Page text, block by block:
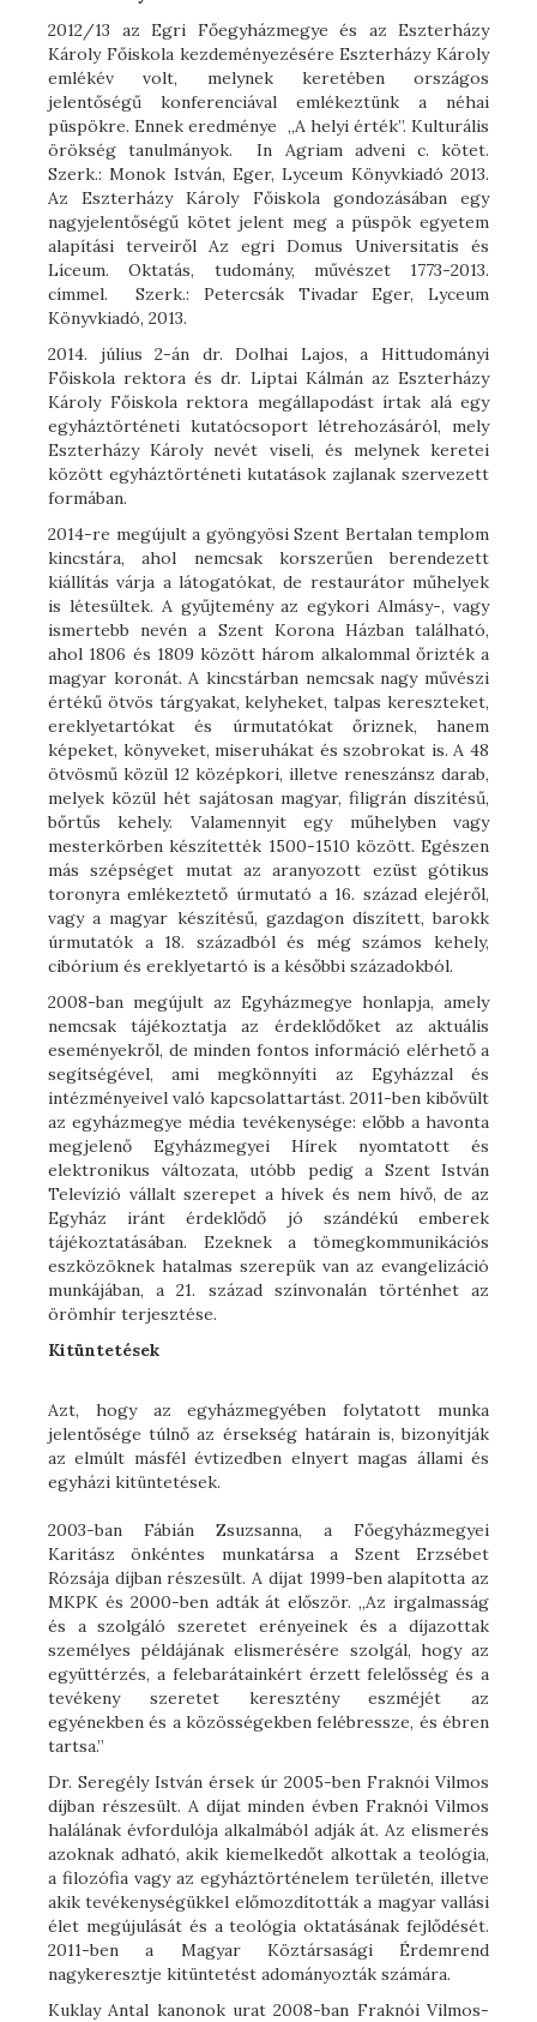
2012/13 az Egri Főegyházmegye és az Eszterházy
Károly Főiskola kezdeményezésére Eszterházy Károly
emlékév volt, melynek keretében országos
jelentőségű konferenciával emlékeztünk a néhai
püspökre. Ennek eredménye „A helyi érték”. Kulturális
örökség tanulmányok. In Agriam adveni c. kötet.
Szerk.: Monok István, Eger, Lyceum Könyvkiadó 2013.
Az Eszterházy Károly Főiskola gondozásában egy
nagyjelentőségű kötet jelent meg a püspök egyetem
alapítási terveiről Az egri Domus Universitatis és
Líceum. Oktatás, tudomány, művészet 1773-2013.
címmel. Szerk.: Petercsák Tivadar Eger, Lyceum
Könyvkiadó, 2013.
2014. július 2-án dr. Dolhai Lajos, a Hittudományi
Főiskola rektora és dr. Liptai Kálmán az Eszterházy
Károly Főiskola rektora megállapodást írtak alá egy
egyháztörténeti kutatócsoport létrehozásáról, mely
Eszterházy Károly nevét viseli, és melynek keretei
között egyháztörténeti kutatások zajlanak szervezett
formában.
2014-re megújult a gyöngyösi Szent Bertalan templom
kincstára, ahol nemcsak korszerűen berendezett
kiállítás várja a látogatókat, de restaurátor műhelyek
is létesültek. A gyűjtemény az egykori Almásy-, vagy
ismertebb nevén a Szent Korona Házban található,
ahol 1806 és 1809 között három alkalommal őrizték a
magyar koronát. A kincstárban nemcsak nagy művészi
értékű ötvös tárgyakat, kelyheket, talpas kereszteket,
ereklyetartókat és úrmutatókat őriznek, hanem
képeket, könyveket, miseruhákat és szobrokat is. A 48
ötvösmű közül 12 középkori, illetve reneszánsz darab,
melyek közül hét sajátosan magyar, filigrán díszítésű,
bőrtűs kehely. Valamennyit egy műhelyben vagy
mesterkörben készítették 1500-1510 között. Egészen
más szépséget mutat az aranyozott ezüst gótikus
toronyra emlékeztető úrmutató a 16. század elejéről,
vagy a magyar készítésű, gazdagon díszített, barokk
úrmutatók a 18. századból és még számos kehely,
cibórium és ereklyetartó is a későbbi századokból.
2008-ban megújult az Egyházmegye honlapja, amely
nemcsak tájékoztatja az érdeklődőket az aktuális
eseményekről, de minden fontos információ elérhető a
segítségével, ami megkönnyíti az Egyházzal és
intézményeivel való kapcsolattartást. 2011-ben kibővült
az egyházmegye média tevékenysége: előbb a havonta
megjelenő Egyházmegyei Hírek nyomtatott és
elektronikus változata, utóbb pedig a Szent István
Televízió vállalt szerepet a hívek és nem hívő, de az
Egyház iránt érdeklődő jó szándékú emberek
tájékoztatásában. Ezeknek a tömegkommunikációs
eszközöknek hatalmas szerepük van az evangelizáció
munkájában, a 21. század színvonalán történhet az
örömhír terjesztése.
Kitüntetések
Azt, hogy az egyházmegyében folytatott munka
jelentősége túlnő az érsekség határain is, bizonyítják
az elmúlt másfél évtizedben elnyert magas állami és
egyházi kitüntetések.
2003-ban Fábián Zsuzsanna, a Főegyházmegyei
Karitász önkéntes munkatársa a Szent Erzsébet
Rózsája díjban részesült. A díjat 1999-ben alapította az
MKPK és 2000-ben adták át először. „Az irgalmasság
és a szolgáló szeretet erényeinek és a díjazottak
személyes példájának elismerésére szolgál, hogy az
együttérzés, a felebarátainkért érzett felelősség és a
tevékeny szeretet keresztény eszméjét az
egyénekben és a közösségekben felébressze, és ébren
tartsa.”
Dr. Seregély István érsek úr 2005-ben Fraknói Vilmos
díjban részesült. A díjat minden évben Fraknói Vilmos
halálának évfordulója alkalmából adják át. Az elismerés
azoknak adható, akik kiemelkedőt alkottak a teológia,
a filozófia vagy az egyháztörténelem területén, illetve
akik tevékenységükkel előmozdították a magyar vallási
élet megújulását és a teológia oktatásának fejlődését.
2011-ben a Magyar Köztársasági Érdemrend
nagykeresztje kitüntetést adományozták számára.
Kuklay Antal kanonok urat 2008-ban Fraknói Vilmos-